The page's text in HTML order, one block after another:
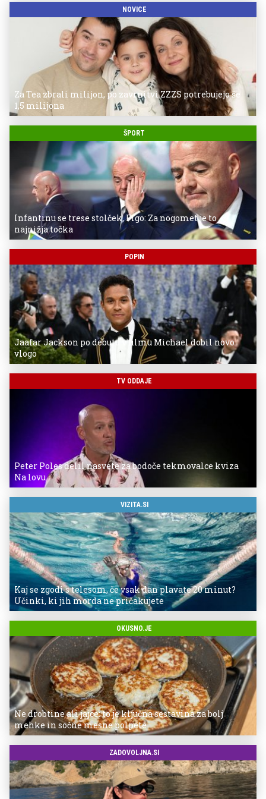
NOVICE
Za Tea zbrali milijon, po zavrnitvi ZZZS potrebujejo še
1,5 milijona
ŠPORT
Infantinu se trese stolček, Figo: Za nogomet je to
najnižja točka
POPIN
Jaafar Jackson po debutu v filmu Michael dobil novo
vlogo
TV ODDAJE
Peter Poles delil nasvete za bodoče tekmovalce kviza
Na lovu
VIZITA.SI
Kaj se zgodi s telesom, če vsak dan plavate 20 minut?
Učinki, ki jih morda ne pričakujete
OKUSNO.JE
Ne drobtine ali jajce: to je ključna sestavina za bolj
mehke in sočne mesne polpete
ZADOVOLJNA.SI